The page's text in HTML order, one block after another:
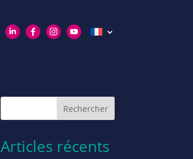
Rechercher
Articles récents